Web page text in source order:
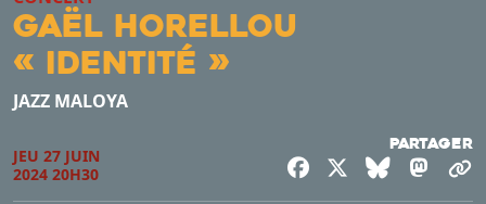
Gaël Horellou
« identité »
JAZZ MALOYA
JEU 27 JUIN
2024 20H30
Partager
FacebookBluesky